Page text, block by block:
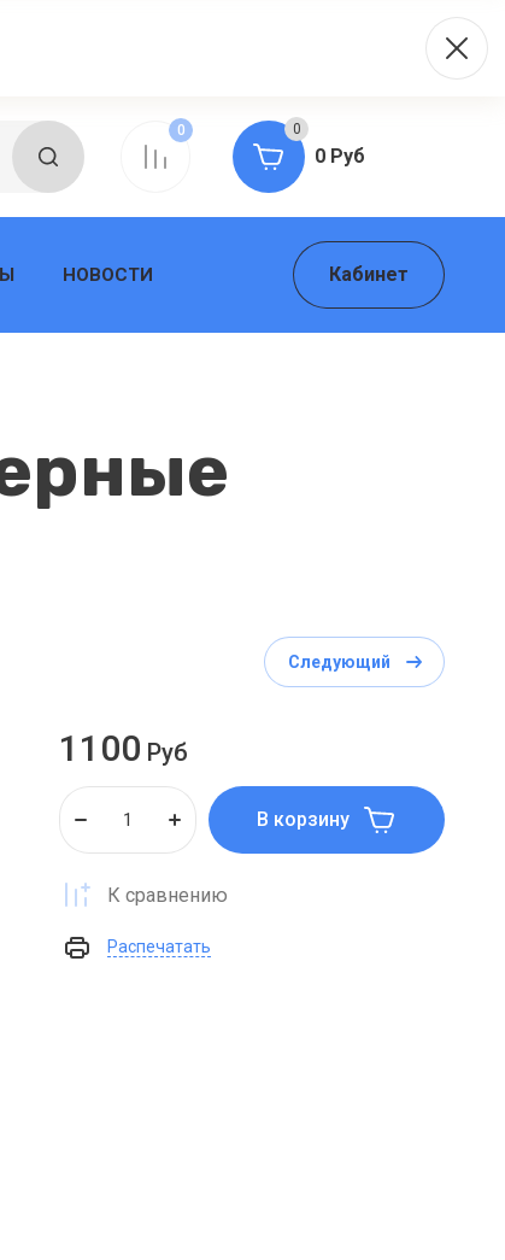
0 0
0 Руб
НОВОСТИ Кабинет
Следующий
1100 Руб
В корзину
К сравнению
Распечатать